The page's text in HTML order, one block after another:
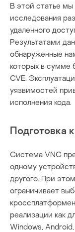
В этой статье мы
исследования
удаленного
Результатами
обнаруженные
которых в сумме
CVE.
уязвимостей
исполнения кода.
Подготовка
Система VNC
одному
другого. При
ограничивает
реализации как
Windows,